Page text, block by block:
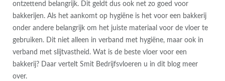
ontzettend belangrijk. Dit geldt dus ook net zo goed voor
bakkerijen. Als het aankomt op hygiëne is het voor een bakkerij
onder andere belangrijk om het juiste materiaal voor de vloer te
gebruiken. Dit niet alleen in verband met hygiëne, maar ook in
verband met slijtvastheid. Wat is de beste vloer voor een
bakkerij? Daar vertelt Smit Bedrijfsvloeren u in dit blog meer
over.